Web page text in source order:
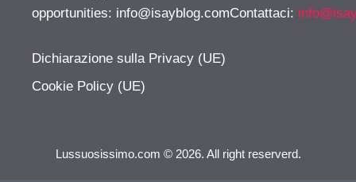
opportunities: info@isayblog.comContattaci:
Dichiarazione sulla Privacy (UE)
Cookie Policy (UE)
Lussuosissimo.com © 2026. All right reserverd.